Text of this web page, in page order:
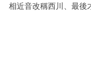
相近音改稱西川、最後